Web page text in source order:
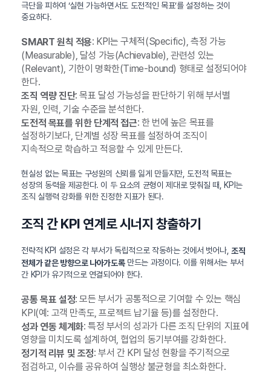
극단을 피하여 ‘실현 가능하면서도 도전적인 목표’를 설정하는 것이
중요하다.
SMART 원칙 적용: KPI는 구체적(Specific), 측정 가능
(Measurable), 달성 가능(Achievable), 관련성 있는
(Relevant), 기한이 명확한(Time-bound) 형태로 설정되어야
한다.
조직 역량 진단: 목표 달성 가능성을 판단하기 위해 부서별
자원, 인력, 기술 수준을 분석한다.
도전적 목표를 위한 단계적 접근: 한 번에 높은 목표를
설정하기보다, 단계별 성장 목표를 설정하여 조직이
지속적으로 학습하고 적응할 수 있게 만든다.
현실성 없는 목표는 구성원의 신뢰를 잃게 만들지만, 도전적 목표는
성장의 동력을 제공한다. 이 두 요소의 균형이 제대로 맞춰질 때, KPI는
조직 실행력 강화를 위한 진정한 지표가 된다.
조직 간 KPI 연계로 시너지 창출하기
전략적 KPI 설정은 각 부서가 독립적으로 작동하는 것에서 벗어나,조직
전체가 같은 방향으로 나아가도록만드는 과정이다. 이를 위해서는 부서
간 KPI가 유기적으로 연결되어야 한다.
공통 목표 설정: 모든 부서가 공통적으로 기여할 수 있는 핵심
KPI(예: 고객 만족도, 프로젝트 납기율 등)를 설정한다.
성과 연동 체계화: 특정 부서의 성과가 다른 조직 단위의 지표에
영향을 미치도록 설계하여, 협업의 동기부여를 강화한다.
정기적 리뷰 및 조정: 부서 간 KPI 달성 현황을 주기적으로
점검하고, 이슈를 공유하여 실행상 불균형을 최소화한다.